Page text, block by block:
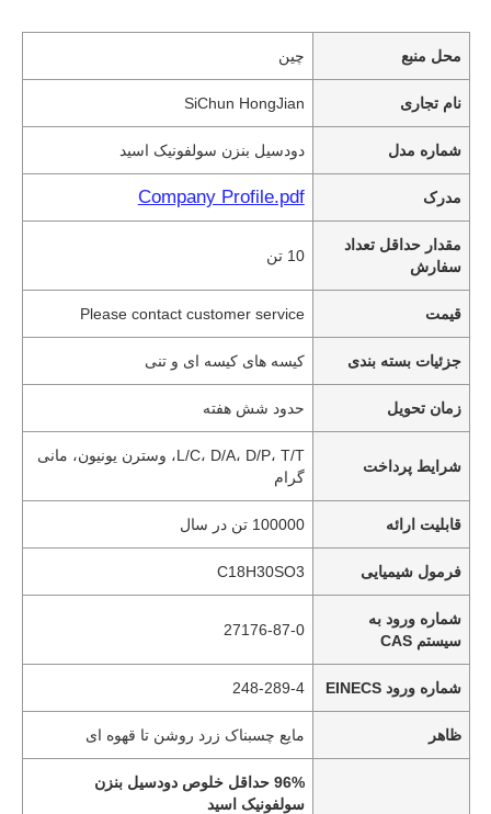
محل منبع چین
نام تجاری SiChun HongJian
شماره مدل دودسیل بنزن سولفونیک اسید
مدرک Company Profile.pdf
مقدار حداقل تعداد
سفارش
10 تن
قیمت Please contact customer service
جزئیات بسته بندی کیسه های کیسه ای و تنی
زمان تحویل حدود شش هفته
شرایط پرداخت
L/C، D/A، D/P، T/T، وسترن یونیون، مانی
گرام
قابلیت ارائه 100000 تن در سال
فرمول شیمیایی C18H30SO3
شماره ورود به
سیستم CAS
27176-87-0
شماره ورود EINECS 248-289-4
ظاهر مایع چسبناک زرد روشن تا قهوه ای
96% حداقل خلوص دودسیل بنزن
سولفونیک اسید